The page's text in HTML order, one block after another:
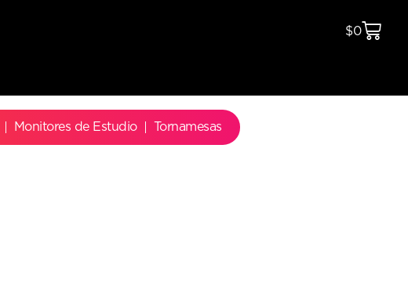
$0
Monitores de Estudio Tornamesas